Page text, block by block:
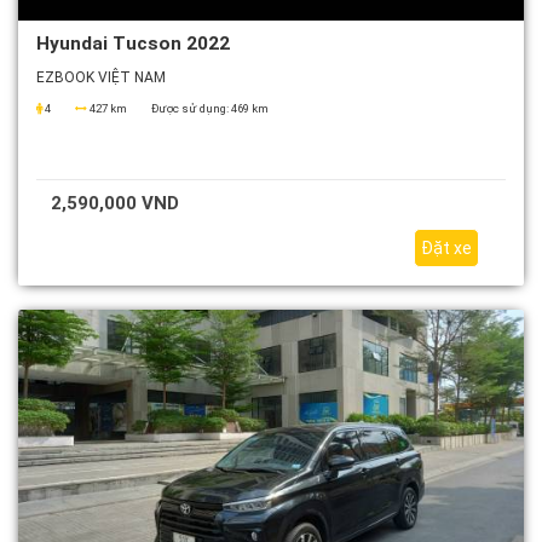
Hyundai Tucson 2022
EZBOOK VIỆT NAM
4 427 km Được sử dụng:469 km
2,590,000 VND
Đặt xe